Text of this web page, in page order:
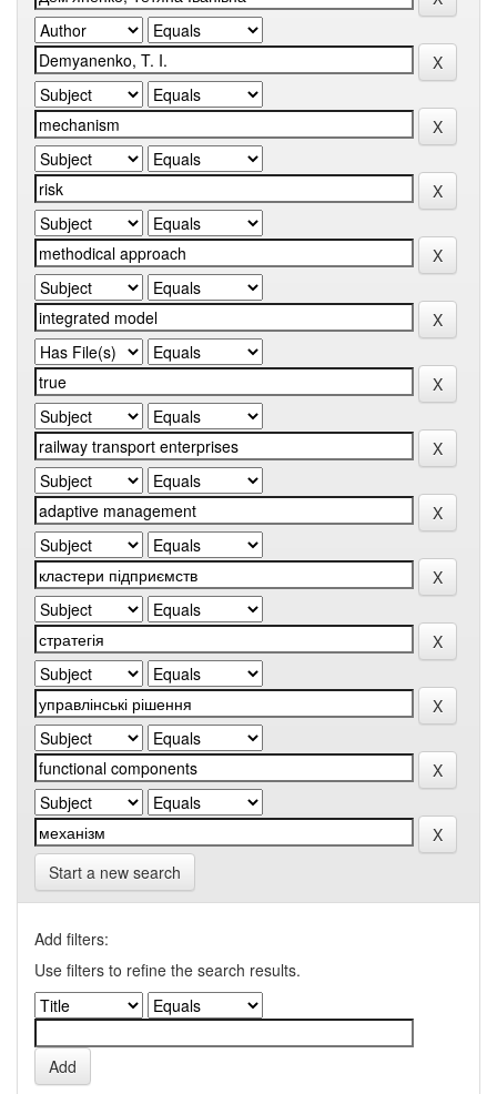
Start a new search
Add filters:
Use filters to refine the search results.